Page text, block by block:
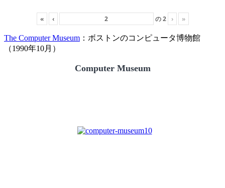
« ‹ の2 › »
The Computer Museum ：ボストンのコンピュータ博物館
（1990年10月）
Computer Museum